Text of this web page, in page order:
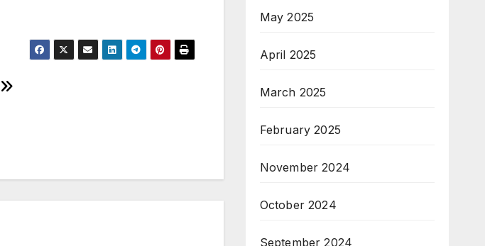
May 2025
April 2025
March 2025
February 2025
November 2024
October 2024
September 2024